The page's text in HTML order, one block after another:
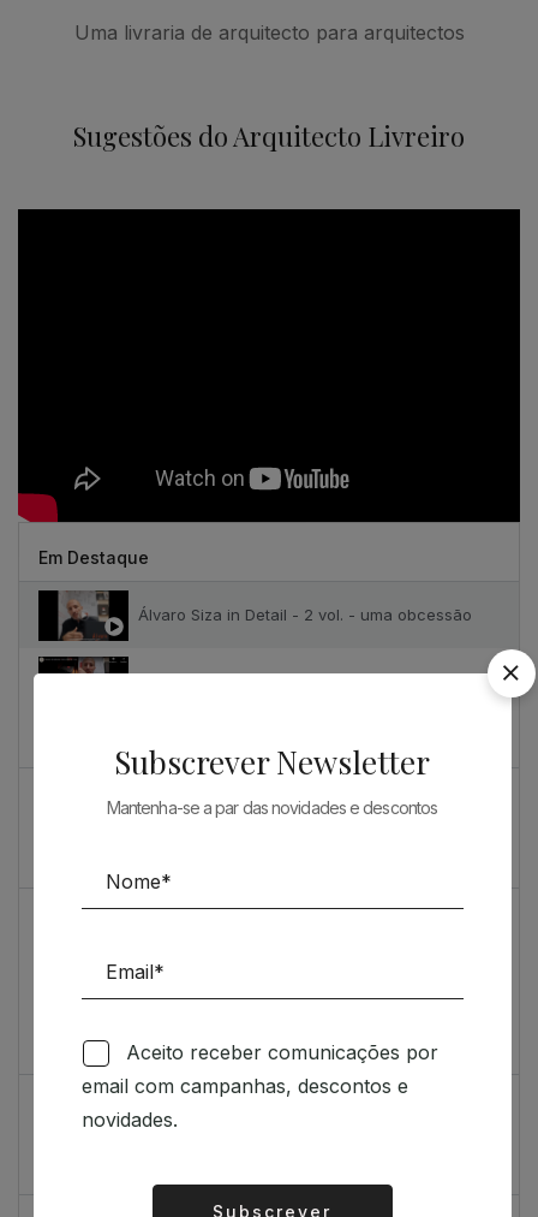
Uma livraria de arquitecto para arquitectos
Sugestões do Arquitecto Livreiro
Em Destaque
Álvaro Siza in Detail - 2 vol. - uma obcessão
O máximo rigor
PRENDA ESPECIAL PARA ARQUITECTOS 2023
Feedback
Índice de satisfação inédito
Subscrever Newsletter
Mantenha-se a par das novidades e descontos
Aceito receber comunicações por
email com campanhas, descontos e
novidades.
Subscrever